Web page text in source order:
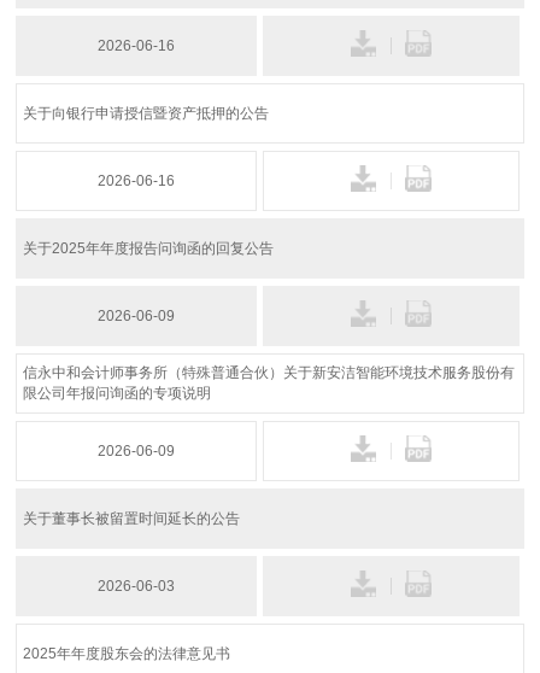
2026-06-16
关于向银行申请授信暨资产抵押的公告
2026-06-16
关于2025年年度报告问询函的回复公告
2026-06-09
信永中和会计师事务所（特殊普通合伙）关于新安洁智能环境技术服务股份有
限公司年报问询函的专项说明
2026-06-09
关于董事长被留置时间延长的公告
2026-06-03
2025年年度股东会的法律意见书